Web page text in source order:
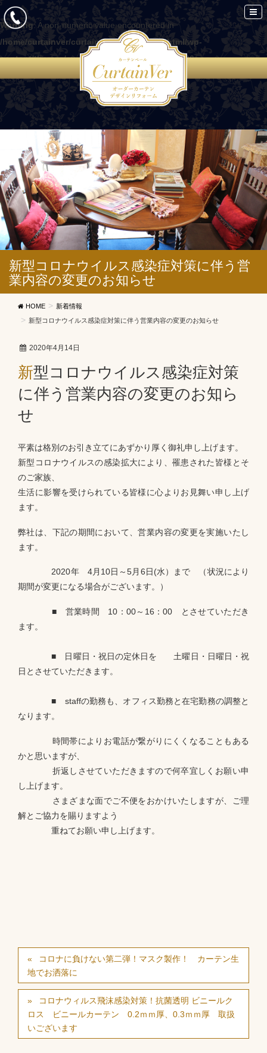
Warning: A non-numeric value encountered in
/home/curtainver/curtain-ver.com/public_html/wp-
content/themes/curtain/functions.php
on line 86
新型コロナウイルス感染症対策に伴う営
業内容の変更のお知らせ
HOME
新着情報
新型コロナウイルス感染症対策に伴う営業内容の変更のお知らせ
2020年4月14日
新型コロナウイルス感染症対策
に伴う営業内容の変更のお知ら
せ
平素は格別のお引き立てにあずかり厚く御礼申し上げます。
新型コロナウイルスの感染拡大により、罹患された皆様とそ
のご家族、
生活に影響を受けられている皆様に心よりお見舞い申し上げ
ます。
弊社は、下記の期間において、営業内容の変更を実施いたし
ます。
2020年 4月10日～5月6日(水）まで （状況により
期間が変更になる場合がございます。）
■ 営業時間 10：00～16：00 とさせていただき
ます。
■ 日曜日・祝日の定休日を 土曜日・日曜日・祝
日とさせていただきます。
■ staffの勤務も、オフィス勤務と在宅勤務の調整と
なります。
時間帯によりお電話が繋がりにくくなることもある
かと思いますが、
折返しさせていただきますので何卒宜しくお願い申
し上げます。
さまざまな面でご不便をおかけいたしますが、ご理
解とご協力を賜りますよう
重ねてお願い申し上げます。
コロナに負けない第二弾！マスク製作！ カーテン生
地でお洒落に
コロナウィルス飛沫感染対策！抗菌透明 ビニールク
ロス ビニールカーテン 0.2ｍｍ厚、0.3ｍｍ厚 取扱
いございます